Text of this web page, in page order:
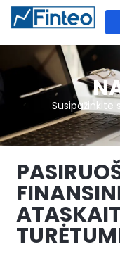
Susipažinkite